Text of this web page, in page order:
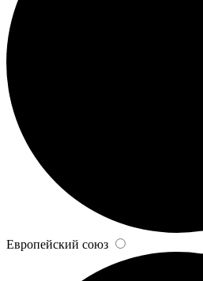
Европейский союз